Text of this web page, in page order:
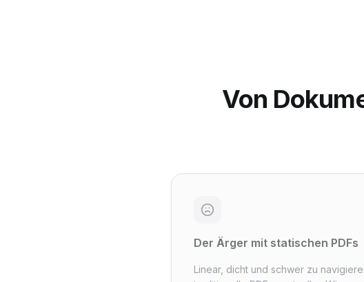
Von
Der Ärger mit statischen PDFs
Linear, dicht und schwer zu